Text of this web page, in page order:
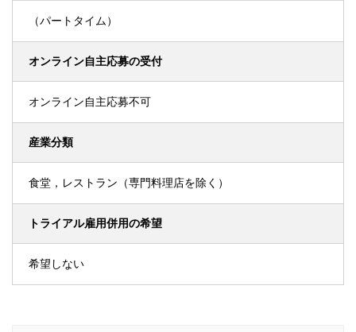
（パートタイム）
オンライン自主応募の受付
オンライン自主応募不可
産業分類
食堂，レストラン（専門料理店を除く）
トライアル雇用併用の希望
希望しない